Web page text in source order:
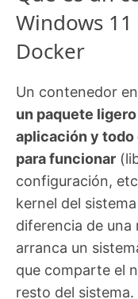
Windows
Docker
Un contenedor
un paquete
aplicación y
para funcionar
configuración,
kernel del
diferencia de
arranca un
que comparte el
resto del sistema.